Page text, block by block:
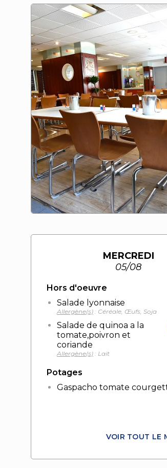
MERCREDI
05/08
Hors d'oeuvre
Salade lyonnaise
Allergène(s) : Céréale, Œufs, Soja
Salade de quinoa a la
tomate,poivron et
coriande
Allergène(s) : Lait
Potages
Gaspacho tomate
VOIR TOUT LE